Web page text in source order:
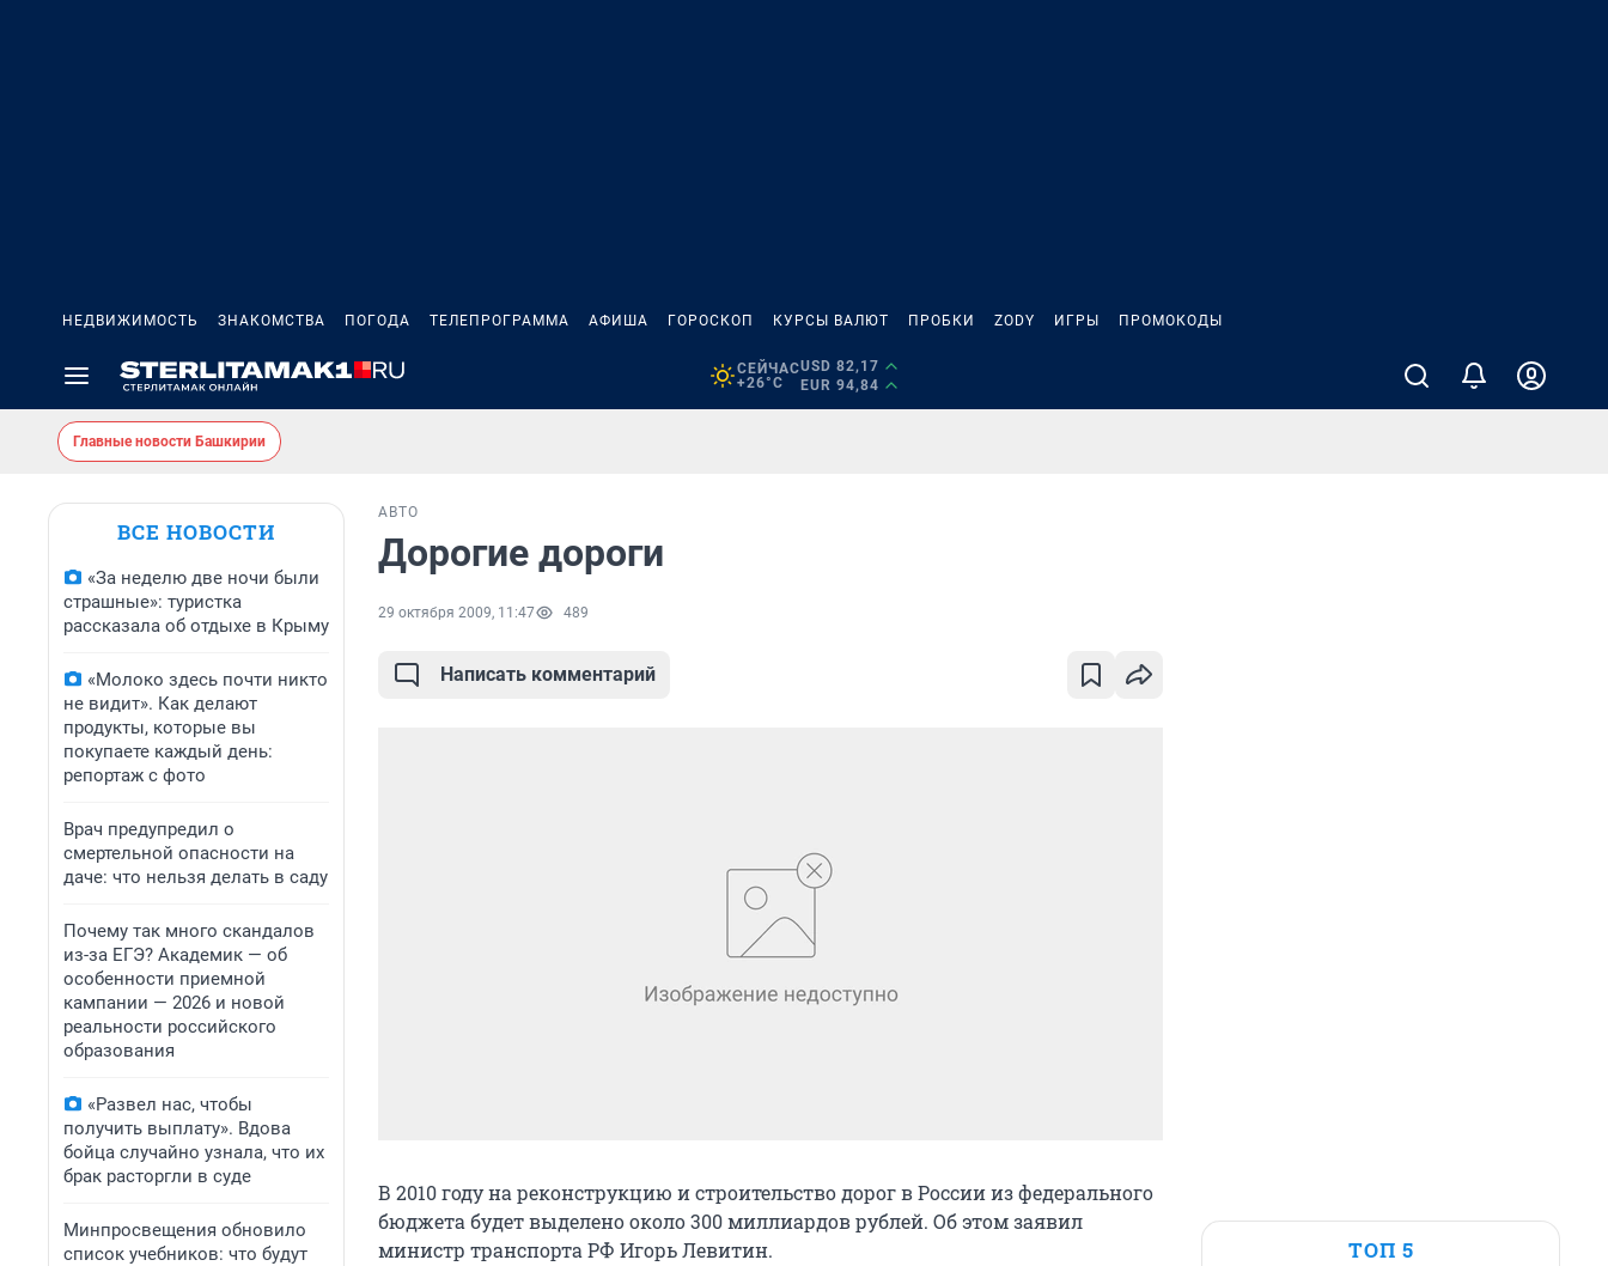
НЕДВИЖИМОСТЬ ЗНАКОМСТВА ПОГОДА ТЕЛЕПРОГРАММА АФИША ГОРОСКОП КУРСЫ ВАЛЮТ ПРОБКИ ZODY ИГРЫ ПРОМОКОДЫ
СЕЙЧАС
+26°C
USD 82,17
EUR 94,84
Главные новости Башкирии
ВСЕ НОВОСТИ
«За неделю две ночи были
страшные»: туристка
рассказала об отдыхе в Крыму
«Молоко здесь почти никто
не видит». Как делают
продукты, которые вы
покупаете каждый день:
репортаж с фото
Врач предупредил о
смертельной опасности на
даче: что нельзя делать в саду
Почему так много скандалов
из-за ЕГЭ? Академик — об
особенности приемной
кампании — 2026 и новой
реальности российского
образования
«Развел нас, чтобы
получить выплату». Вдова
бойца случайно узнала, что их
брак расторгли в суде
Минпросвещения обновило
список учебников: что будут
АВТО
Дорогие дороги
29 октября 2009, 11:47 489
Написать комментарий
В 2010 году на реконструкцию и строительство дорог в России из федерального
бюджета будет выделено около 300 миллиардов рублей. Об этом заявил
министр транспорта РФ Игорь Левитин.
ТОП 5